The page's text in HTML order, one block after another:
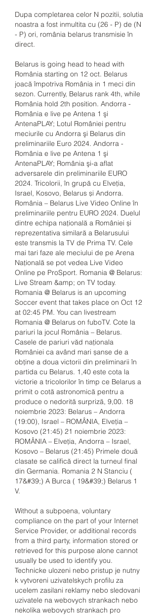
Dupa completarea celor N pozitii, solutia
noastra a fost inmultita cu (26 - P) de (N
- P) ori, românia belarus transmisie în
direct.
Belarus is going head to head with
România starting on 12 oct. Belarus
joacă împotriva România in 1 meci din
sezon. Currently, Belarus rank 4th, while
România hold 2th position. Andorra -
România e live pe Antena 1 şi
AntenaPLAY; Lotul României pentru
meciurile cu Andorra şi Belarus din
preliminariile Euro 2024. Andorra -
România e live pe Antena 1 şi
AntenaPLAY; România şi-a aflat
adversarele din preliminariile EURO
2024. Tricolorii, în grupă cu Elveţia,
Israel, Kosovo, Belarus și Andorra.
România – Belarus Live Video Online în
preliminariile pentru EURO 2024. Duelul
dintre echipa națională a României și
reprezentativa similară a Belarusului
este transmis la TV de Prima TV. Cele
mai tari faze ale meciului de pe Arena
Națională se pot vedea Live Video
Online pe ProSport. Romania @ Belarus:
Live Stream &amp; on TV today.
Romania @ Belarus is an upcoming
Soccer event that takes place on Oct 12
at 02:45 PM. You can livestream
Romania @ Belarus on fuboTV. Cote la
pariuri la jocul România – Belarus.
Casele de pariuri văd naționala
României ca având mari șanse de a
obține a doua victorii din preliminarii în
partida cu Belarus. 1,40 este cota la
victorie a tricolorilor în timp ce Belarus a
primit o cotă astronomică pentru a
produce o nedorită surpriză, 9,00. 18
noiembrie 2023: Belarus – Andorra
(19:00), Israel – ROMÂNIA, Elveția –
Kosovo (21:45) 21 noiembrie 2023:
ROMÂNIA – Elveția, Andorra – Israel,
Kosovo – Belarus (21:45) Primele două
clasate se califică direct la turneul final
din Germania. Romania 2 N Stanciu (
17&#39;) A Burca ( 19&#39;) Belarus 1
V.
Without a subpoena, voluntary
compliance on the part of your Internet
Service Provider, or additional records
from a third party, information stored or
retrieved for this purpose alone cannot
usually be used to identify you.
Technicke ulozeni nebo pristup je nutny
k vytvoreni uzivatelskych profilu za
ucelem zasilani reklamy nebo sledovani
uzivatele na webovych strankach nebo
nekolika webovych strankach pro